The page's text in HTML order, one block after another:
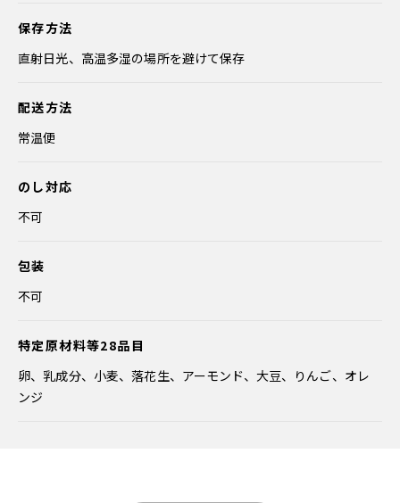
保存方法
直射日光、高温多湿の場所を避けて保存
配送方法
常温便
のし対応
不可
包装
不可
特定原材料等28品目
卵、乳成分、小麦、落花生、アーモンド、大豆、りんご、オレ
ンジ